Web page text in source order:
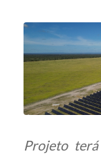
Projeto